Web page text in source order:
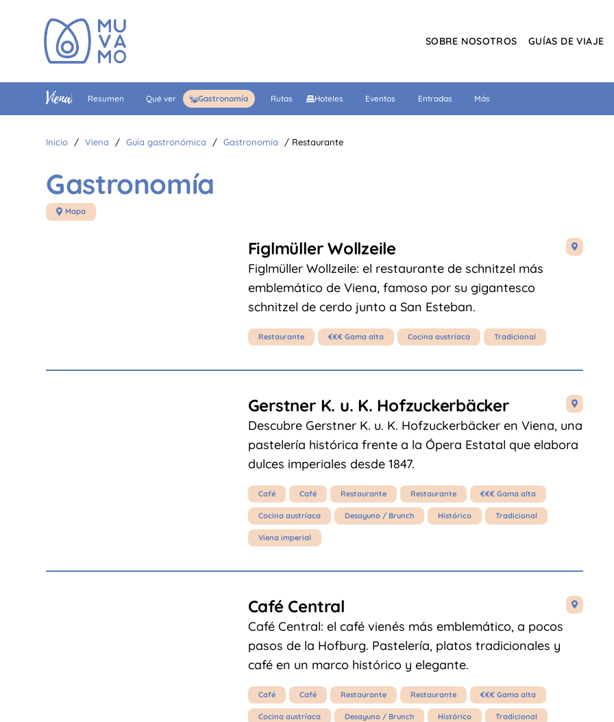
SOBRE NOSOTROS GUÍAS DE VIAJE
Viena Resumen Qué ver Gastronomía Rutas Hoteles Eventos Entradas Más
Inicio / Viena / Guía gastronómica / Gastronomía / Restaurante
Gastronomía
 Mapa

Figlmüller Wollzeile
Figlmüller Wollzeile: el restaurante de schnitzel más
emblemático de Viena, famoso por su gigantesco
schnitzel de cerdo junto a San Esteban.
Restaurante €€€ Gama alta Cocina austríaca Tradicional

Gerstner K. u. K. Hofzuckerbäcker
Descubre Gerstner K. u. K. Hofzuckerbäcker en Viena, una
pastelería histórica frente a la Ópera Estatal que elabora
dulces imperiales desde 1847.
Café Café Restaurante Restaurante €€€ Gama alta
Cocina austríaca Desayuno / Brunch Histórico Tradicional
Viena imperial

Café Central
Café Central: el café vienés más emblemático, a pocos
pasos de la Hofburg. Pastelería, platos tradicionales y
café en un marco histórico y elegante.
Café Café Restaurante Restaurante €€€ Gama alta
Cocina austríaca Desayuno / Brunch Histórico Tradicional